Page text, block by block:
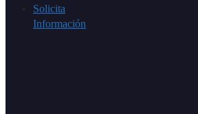
Solicita
Información